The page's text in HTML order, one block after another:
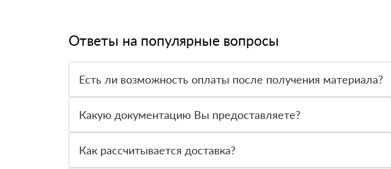
Ответы на популярные вопросы
Есть ли возможность оплаты после получения материала?
вправе от него отказаться.
Какую документацию Вы предоставляете?
Как рассчитывается доставка?